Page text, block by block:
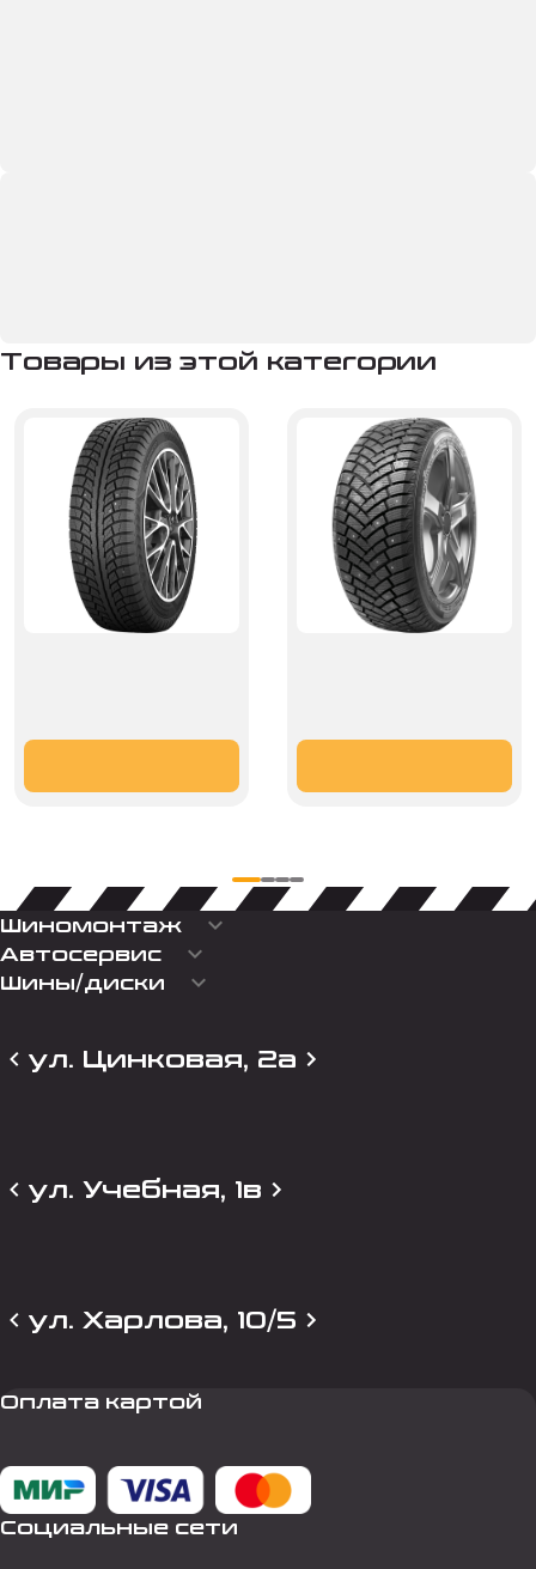
Товары из этой категории
Шиномонтаж keyboard_arrow_down
Автосервис keyboard_arrow_down
Шины/диски keyboard_arrow_down
ул. Цинковая, 2а
ул. Учебная, 1в
ул. Харлова, 10/5
Оплата картой
Социальные сети